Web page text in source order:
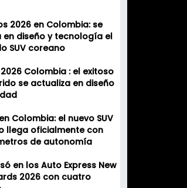
2026 en Colombia: se
en diseño y tecnología el
SUV coreano
2026 Colombia : el exitoso
se actualiza en diseño
Colombia: el nuevo SUV
llega oficialmente con
de autonomía
en los Auto Express New
2026 con cuatro